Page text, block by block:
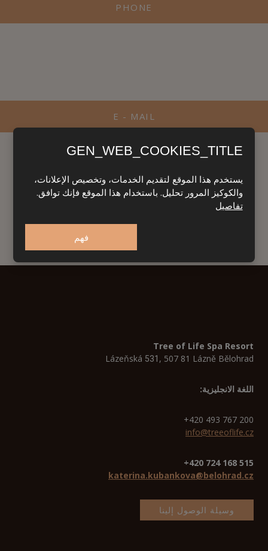
PHONE
E - MAIL
Tree of Life Spa Resort
Lázeňská 531 , 507 81 Lázně Bělohrad
اللغة الانجليزية:
+420 493 767 200
info@treeoflife.cz
515 168 724 420+
katerina.kubankova@belohrad.cz
وسيلة الوصول إلينا
GEN_WEB_COOKIES_TITLE
يستخدم هذا الموقع لتقديم الخدمات، وتخصيص الإعلانات،
والكوكيز المرور تحليل. باستخدام هذا الموقع فإنك توافق.
تفاصيل
فهم